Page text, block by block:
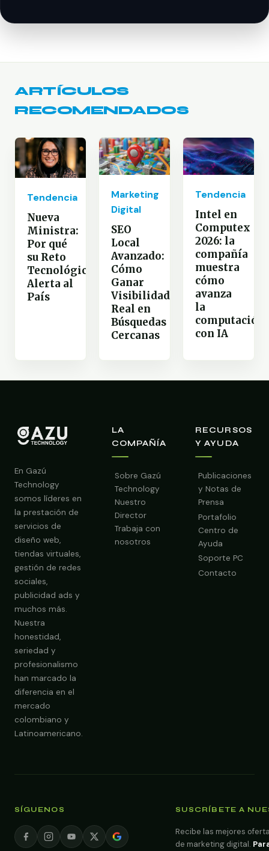
ARTÍCULOS
RECOMENDADOS
Tendencia
Nueva
Ministra:
Por qué
su Reto
Tecnológico
Alerta al
País
Marketing
Digital
SEO
Local
Avanzado:
Cómo
Ganar
Visibilidad
Real en
Búsquedas
Cercanas
Tendencia
Intel en
Computex
2026: la
compañía
muestra
cómo
avanza
la
computación
con IA
En Gazú
Technology
somos líderes en
la prestación de
servicios de
diseño web,
tiendas virtuales,
gestión de redes
sociales,
publicidad ads y
muchos más.
Nuestra
honestidad,
seriedad y
profesionalismo
han marcado la
diferencia en el
mercado
colombiano y
Latinoamericano.
LA
COMPAÑÍA
Sobre Gazú
Technology
Nuestro
Director
Trabaja con
nosotros
RECURSOS
Y AYUDA
Publicaciones
y Notas de
Prensa
Portafolio
Centro de
Ayuda
Soporte PC
Contacto
SÍGUENOS SUSCRÍBETE A
Recibe las mejores
de marketing digital.